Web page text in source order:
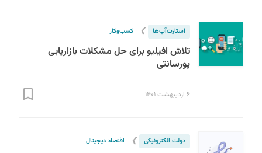
استارت‌آپ‌ها ❯ کسب‌و‌کار
تلاش افیلیو برای حل مشکلات بازاریابی
پورسانتی
۶ اردیبهشت ۱۴۰۱
دولت الکترونیکی ❯ اقتصاد دیجیتال